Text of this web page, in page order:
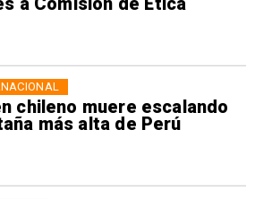
chileno muere escalando
más alta de Perú